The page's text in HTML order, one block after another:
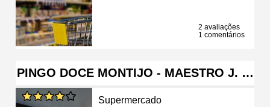
2 avaliações
1 comentários
PINGO DOCE MONTIJO - MAESTRO J. …
Supermercado